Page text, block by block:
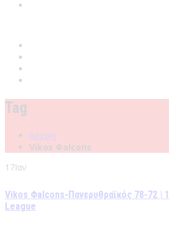
Tag
Αρχική
Vikos Φalcons
17Ιαν
Vikos Φalcons-Πανερυθραϊκός 78-72 |
League